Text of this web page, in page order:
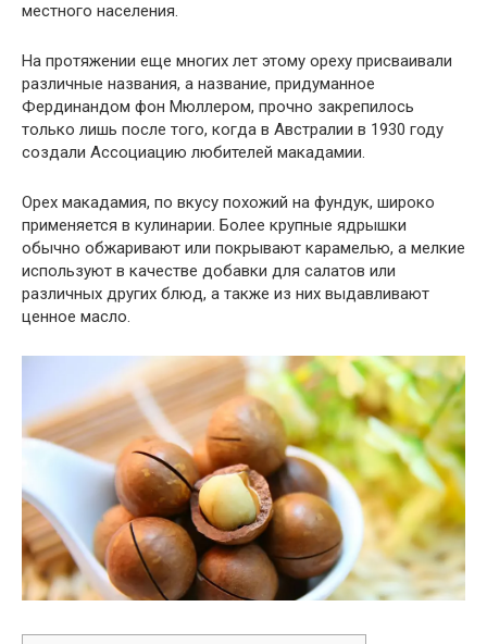
местного населения.
На протяжении еще многих лет этому ореху присваивали
различные названия, а название, придуманное
Фердинандом фон Мюллером, прочно закрепилось
только лишь после того, когда в Австралии в 1930 году
создали Ассоциацию любителей макадамии.
Орех макадамия, по вкусу похожий на фундук, широко
применяется в кулинарии. Более крупные ядрышки
обычно обжаривают или покрывают карамелью, а мелкие
используют в качестве добавки для салатов или
различных других блюд, а также из них выдавливают
ценное масло.